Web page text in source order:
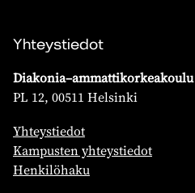
Yhteystiedot
Diakonia–ammattikorkeakoulu
PL 12, 00511 Helsinki
Yhteystiedot
Kampusten yhteystiedot
Henkilöhaku